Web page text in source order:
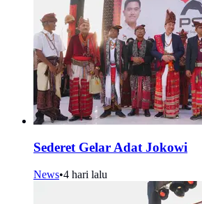
Sederet Gelar Adat Jokowi
News•4 hari lalu